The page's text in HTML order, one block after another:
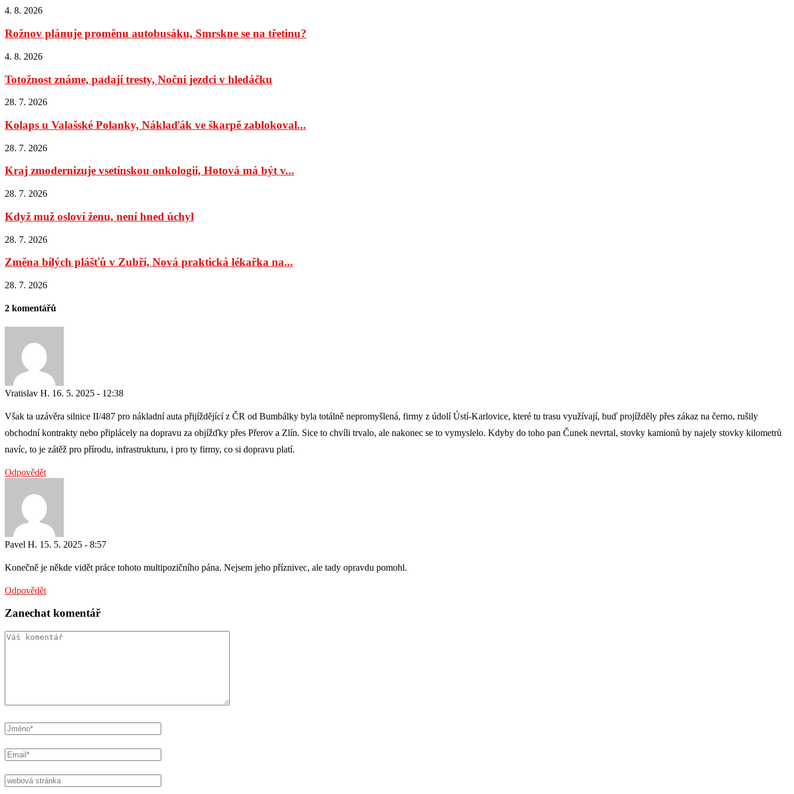
4. 8. 2026
Rožnov plánuje proměnu autobusáku, Smrskne se na třetinu?
4. 8. 2026
Totožnost známe, padají tresty, Noční jezdci v hledáčku
28. 7. 2026
Kolaps u Valašské Polanky, Náklaďák ve škarpě zablokoval...
28. 7. 2026
Kraj zmodernizuje vsetínskou onkologii, Hotová má být v...
28. 7. 2026
Když muž osloví ženu, není hned úchyl
28. 7. 2026
Změna bílých plášťů v Zubří, Nová praktická lékařka na...
28. 7. 2026
2 komentářů
Vratislav H. 16. 5. 2025 - 12:38
Však ta uzávěra silnice II/487 pro nákladní auta přijíždějící z ČR od Bumbálky byla totálně nepromyšlená, firmy z údolí Ústí-Karlovice, které tu trasu využívají, buď projížděly přes zákaz na černo, rušily
obchodní kontrakty nebo připlácely na dopravu za objížďky přes Přerov a Zlín. Sice to chvíli trvalo, ale nakonec se to vymyslelo. Kdyby do toho pan Čunek nevrtal, stovky kamionů by najely stovky kilometrů
navíc, to je zátěž pro přírodu, infrastrukturu, i pro ty firmy, co si dopravu platí.
Odpovědět
Pavel H. 15. 5. 2025 - 8:57
Konečně je někde vidět práce tohoto multipozičního pána. Nejsem jeho příznivec, ale tady opravdu pomohl.
Odpovědět
Zanechat komentář